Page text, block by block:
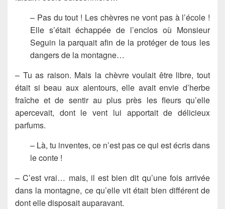
– Pas du tout ! Les chèvres ne vont pas à l’école !
Elle s’était échappée de l’enclos où Monsieur
Seguin la parquait afin de la protéger de tous les
dangers de la montagne…
– Tu as raison. Mais la chèvre voulait être libre, tout
était si beau aux alentours, elle avait envie d’herbe
fraîche et de sentir au plus près les fleurs qu’elle
apercevait, dont le vent lui apportait de délicieux
parfums.
– Là, tu inventes, ce n’est pas ce qui est écris dans
le conte !
– C’est vrai… mais, il est bien dit qu’une fois arrivée
dans la montagne, ce qu’elle vit était bien différent de
dont elle disposait auparavant.